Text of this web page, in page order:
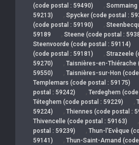
(code postal : 59490)
, Sommaing
59213)
, Spycker (code postal :
(code postal : 59190)
,
59189
, Steene (code postal :
Steenvoorde (code postal : 59114)
(code postal : 59181)
, Strazeele
59270)
, Taisnières-en-Thiérache
59550)
, Taisnières-sur-Hon
Templemars (code postal : 59175)
postal : 59242)
, Terdeghem
Téteghem (code postal : 59229) ,
59224)
, Thiennes (code postal :
Thivencelle (code postal : 59163) ,
postal : 59239)
, Thun-l'Evêque
59141)
, Thun-Saint-Amand